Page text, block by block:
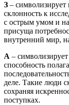
З –
склонность к
с острым умом и
присуща
внутренний мир,
А –
способность
деле. Такие люди
сохраняя
поступках.